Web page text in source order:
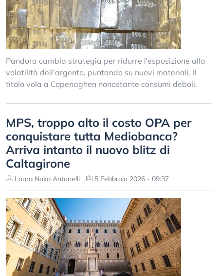
Pandora cambia strategia per ridurre l’esposizione alla
volatilità dell’argento, puntando su nuovi materiali. Il
titolo vola a Copenaghen nonostante consumi deboli.
MPS, troppo alto il costo OPA per
conquistare tutta Mediobanca?
Arriva intanto il nuovo blitz di
Caltagirone
Laura Naka Antonelli 5 Febbraio 2026 - 09:37